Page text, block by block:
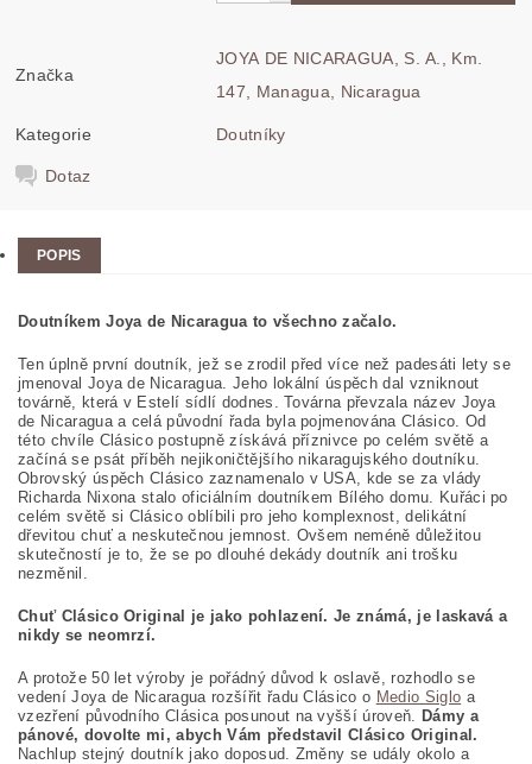
Značka
JOYA DE NICARAGUA, S. A., Km.
147, Managua, Nicaragua
Kategorie Doutníky
Dotaz
POPIS
Doutníkem Joya de Nicaragua to všechno začalo.
Ten úplně první doutník, jež se zrodil před více než padesáti lety se
jmenoval Joya de Nicaragua. Jeho lokální úspěch dal vzniknout
továrně, která v Estelí sídlí dodnes. Továrna převzala název Joya
de Nicaragua a celá původní řada byla pojmenována Clásico. Od
této chvíle Clásico postupně získává příznivce po celém světě a
začíná se psát příběh nejikoničtějšího nikaragujského doutníku.
Obrovský úspěch Clásico zaznamenalo v USA, kde se za vlády
Richarda Nixona stalo oficiálním doutníkem Bílého domu. Kuřáci po
celém světě si Clásico oblíbili pro jeho komplexnost, delikátní
dřevitou chuť a neskutečnou jemnost. Ovšem neméně důležitou
skutečností je to, že se po dlouhé dekády doutník ani trošku
nezměnil.
Chuť Clásico Original je jako pohlazení. Je známá, je laskavá a
nikdy se neomrzí.
A protože 50 let výroby je pořádný důvod k oslavě, rozhodlo se
vedení Joya de Nicaragua rozšířit řadu Clásico o Medio Siglo a
vzezření původního Clásica posunout na vyšší úroveň. Dámy a
pánové, dovolte mi, abych Vám představil Clásico Original.
Nachlup stejný doutník jako doposud. Změny se udály okolo a